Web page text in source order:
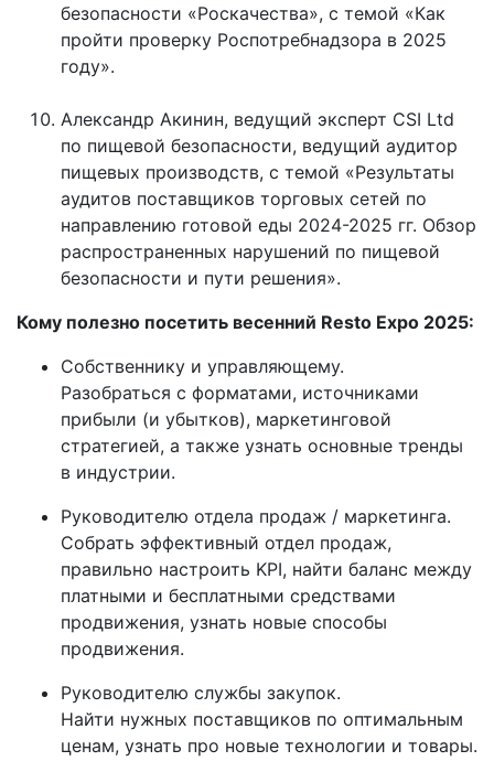
безопасности «Роскачества», с темой «Как
пройти проверку Роспотребнадзора в 2025
году».
Александр Акинин, ведущий эксперт CSI Ltd
по пищевой безопасности, ведущий аудитор
пищевых производств, с темой «Результаты
аудитов поставщиков торговых сетей по
направлению готовой еды 2024-2025 гг. Обзор
распространенных нарушений по пищевой
безопасности и пути решения».
Кому полезно посетить весенний Resto Expo 2025:
Собственнику и управляющему.
Разобраться с форматами, источниками
прибыли (и убытков), маркетинговой
стратегией, а также узнать основные тренды
в индустрии.
Руководителю отдела продаж / маркетинга.
Собрать эффективный отдел продаж,
правильно настроить KPI, найти баланс между
платными и бесплатными средствами
продвижения, узнать новые способы
продвижения.
Руководителю службы закупок.
Найти нужных поставщиков по оптимальным
ценам, узнать про новые технологии и товары.